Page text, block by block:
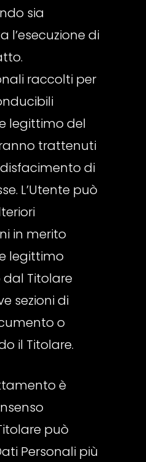
sia
l’esecuzione di
raccolti per
legittimo del
trattenuti
di
L’Utente può
in merito
legittimo
Titolare
sezioni di
o
il Titolare.
è
può
Personali più